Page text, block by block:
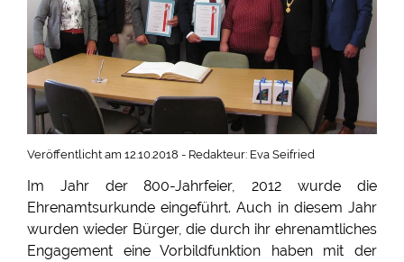
Veröffentlicht am 12.10.2018 - Redakteur: Eva Seifried
Im Jahr der 800-Jahrfeier, 2012 wurde die
Ehrenamtsurkunde eingeführt. Auch in diesem Jahr
wurden wieder Bürger, die durch ihr ehrenamtliches
Engagement eine Vorbildfunktion haben mit der